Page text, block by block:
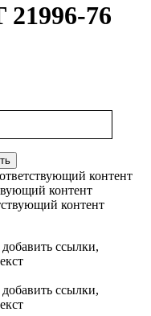
76
контент
контент
контент
ссылки,
ссылки,